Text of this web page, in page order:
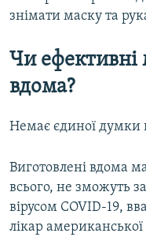
знімати маску та
Чи ефективні
вдома?
Немає єдиної думки
Виготовлені вдома
всього, не зможуть
вірусом COVID-19,
лікар американської